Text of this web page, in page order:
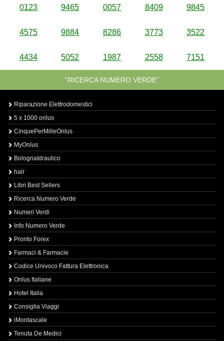
0123 9465 0057 8409 9845
4575 9884 8286 3773 3522
4434 5052 1987 2558 7151
“RICERCA NUMERO VERDE”
Riparazione Elettrodomestici
5 x 1000 onlus
CinquePerMilleOnlus
MyOnlus
BolognaIdraulico
hair
Libri Best Sellers
Ricerca Numero Verde
Numeri Verdi
Info Numero Verde
Pronto Forex
Farmaci & Farmacie
Codice Univoco Fattura Elettronica
Onlus Italiane
Hotel Italia
Consiglia Viaggi
iMontascale
Tenuta De Medici